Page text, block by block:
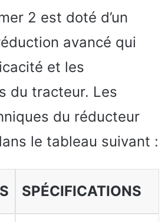
2 est doté d’un
avancé qui
et les
du tracteur. Les
du réducteur
le tableau suivant :
SPÉCIFICATIONS